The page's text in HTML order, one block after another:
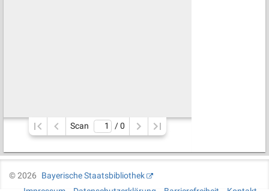
Scan / 0
©2026
Bayerische Staatsbibliothek